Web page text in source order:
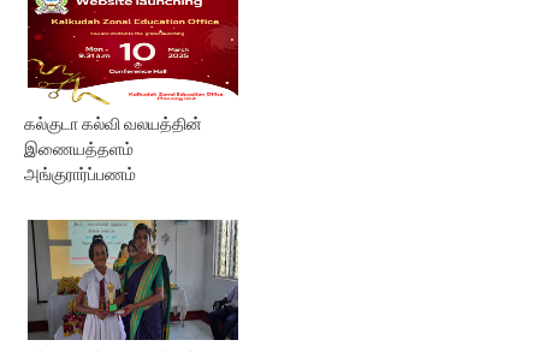
கல்குடா கல்வி வலயத்தின்
இணையத்தளம்
அங்குரார்ப்பணம்